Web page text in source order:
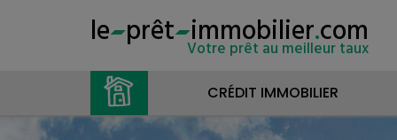
le prêt immobilier.com
Votre prêt au meilleur taux
CRÉDIT IMMOBILIER